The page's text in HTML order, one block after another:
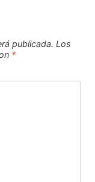
publicada. Los
*